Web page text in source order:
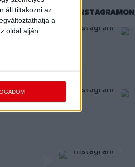
áll tiltakozni az
a
oldal alján
KÖVESS MINKET INSTAGRAMON